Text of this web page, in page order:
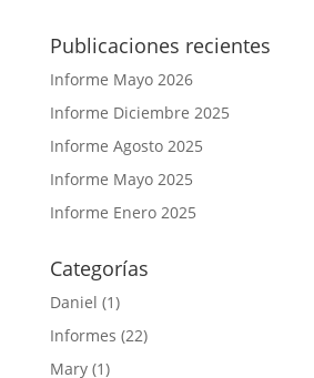
Publicaciones recientes
Informe Mayo 2026
Informe Diciembre 2025
Informe Agosto 2025
Informe Mayo 2025
Informe Enero 2025
Categorías
Daniel (1)
Informes (22)
Mary(1)